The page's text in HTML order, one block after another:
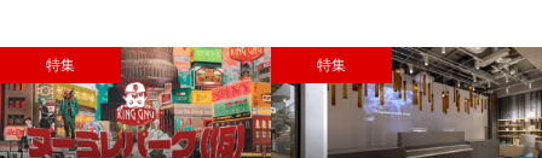
特集 特集